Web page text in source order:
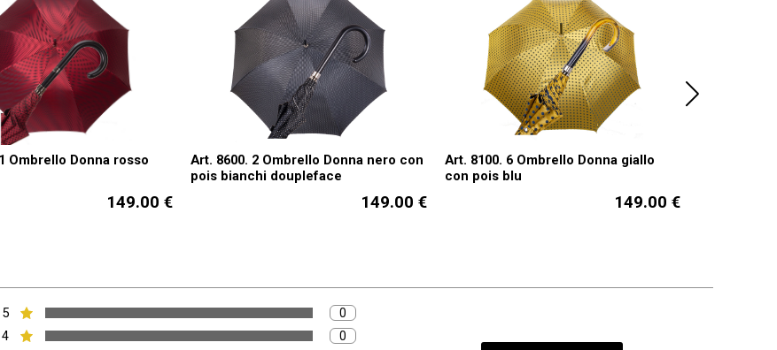
Ombrello Donna rosso
149.00 €
Art. 8600. 2 Ombrello Donna nero con
pois bianchi doupleface
149.00 €
Art. 8100. 6 Ombrello Donna giallo
con pois blu
149.00 €
Voto:
5 Numero di voti:
0
4 Numero di voti:
0